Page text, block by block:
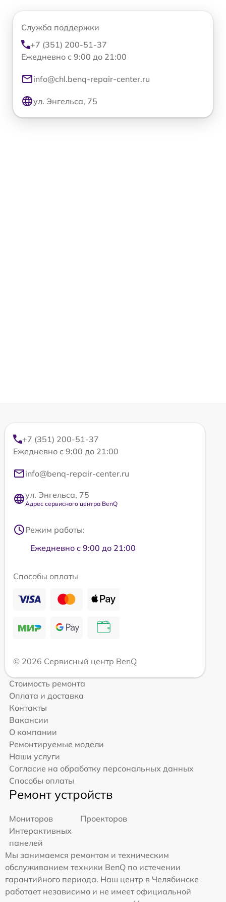
Служба поддержки
+7 (351) 200-51-37
Ежедневно с 9:00 до 21:00
info@chl.benq-repair-center.ru
ул. Энгельса, 75
+7 (351) 200-51-37
Ежедневно с 9:00 до 21:00
info@benq-repair-center.ru
ул. Энгельса, 75
Адрес сервисного центра BenQ
Режим работы:
Ежедневно с 9:00 до 21:00
Способы оплаты
© 2026 Сервисный центр BenQ
Стоимость ремонта
Оплата и доставка
Контакты
Вакансии
О компании
Ремонтируемые модели
Наши услуги
Согласие на обработку персональных данных
Способы оплаты
Ремонт устройств
Мониторов
Проекторов
Интерактивных
панелей
Мы занимаемся ремонтом и техническим
обслуживанием техники BenQ по истечении
гарантийного периода. Наш центр в Челябинске
работает независимо и не имеет официальной